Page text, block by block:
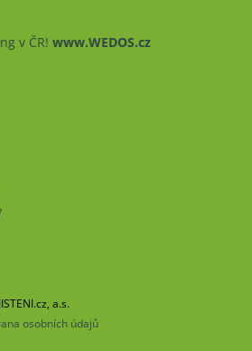
v ČR! www.WEDOS.cz
a.s.
osobních údajů